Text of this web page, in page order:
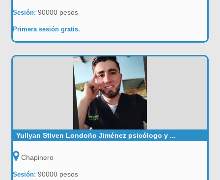
Sesión:90000 pesos
Primera sesión gratis.
Yullyan Stiven Londoño Jiménez psicólogo y ...
Chapinero
Sesión:90000 pesos